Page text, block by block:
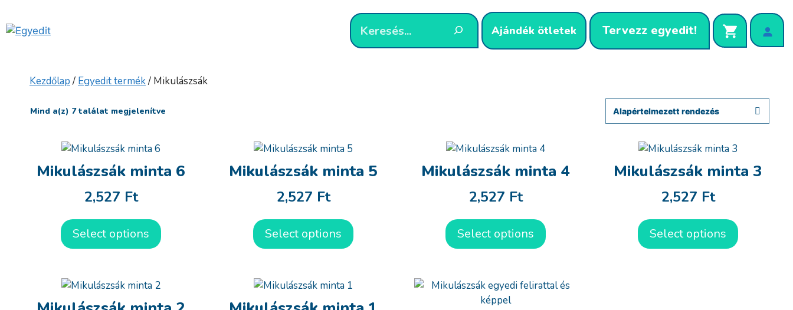
tartalomba
Ajándék ötletek Tervezz egyedit!
Kezdőlap/ Egyedit termék/ Mikulászsák
Mind a(z) 7 találat megjelenítve
Mikulászsák minta 6
2,527 Ft
Select options
Mikulászsák minta 5
2,527 Ft
Select options
Mikulászsák minta 4
2,527 Ft
Select options
Mikulászsák minta 3
2,527 Ft
Select options